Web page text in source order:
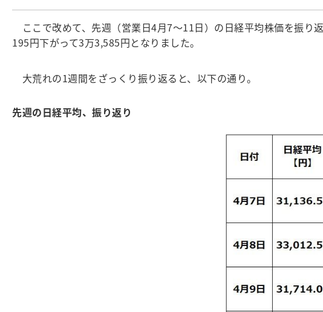
ここで改めて、先週（営業日4月7～11日）の日経平均株価を振
195円下がって3万3,585円となりました。
大荒れの1週間をざっくり振り返ると、以下の通り。
先週の日経平均、振り返り